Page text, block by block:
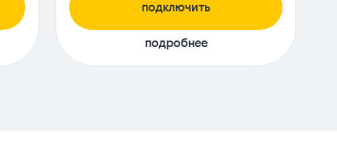
подключить
подробнее